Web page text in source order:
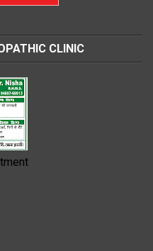
CLINIC